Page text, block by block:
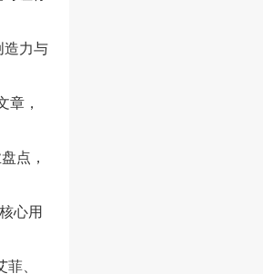
造力与
章，
点，
心用
、